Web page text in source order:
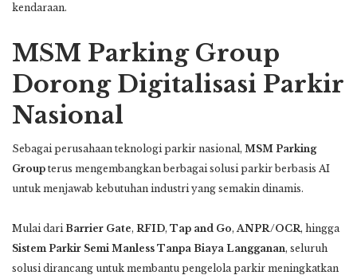
kendaraan.
MSM Parking Group
Dorong Digitalisasi Parkir
Nasional
Sebagai perusahaan teknologi parkir nasional, MSM Parking
Group terus mengembangkan berbagai solusi parkir berbasis AI
untuk menjawab kebutuhan industri yang semakin dinamis.
Mulai dariBarrier Gate, RFID, Tap and Go,ANPR/OCR, hingga
Sistem Parkir Semi Manless Tanpa Biaya Langganan, seluruh
solusi dirancang untuk membantu pengelola parkir meningkatkan